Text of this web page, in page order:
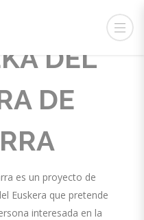
DEL
DE
es un proyecto de
Euskera que pretende
interesada en la